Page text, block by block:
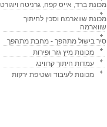
מכונת ברד, אייס קפה, גרניטה ויוגורט
מכונת שווארמה וסכין לחיתוך
שווארמה
סיר בישול מתהפך - מחבת מתהפך
מכונות מיץ גזר ופירות
עמדות חיתוך קרווינג
מכונות לעיבוד ושטיפת ירקות